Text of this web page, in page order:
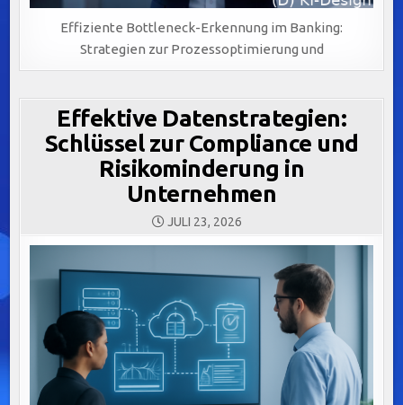
Effiziente Bottleneck-Erkennung im Banking:
Strategien zur Prozessoptimierung und
Effektive Datenstrategien:
Schlüssel zur Compliance und
Risikominderung in
Unternehmen
JULI 23, 2026